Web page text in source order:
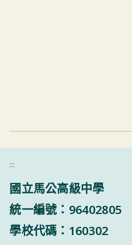
:::
國立馬公高級中學
統一編號：96402805
學校代碼：160302